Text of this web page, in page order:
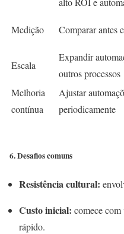
Medição Comparar antes
Escala
Expandir
outros processos
Melhoria
contínua
Ajustar
periodicamente
6. Desafios comuns
Resistência cultural:
Custo inicial: comece
rápido.